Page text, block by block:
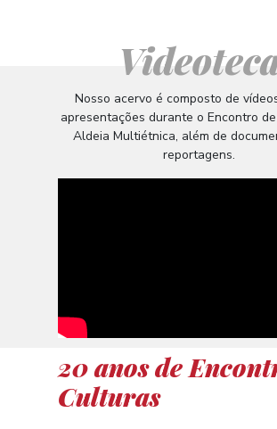
Nosso acervo é composto de
apresentações durante o Encontro
Aldeia Multiétnica, além de
reportagens.
20 anos de
Culturas